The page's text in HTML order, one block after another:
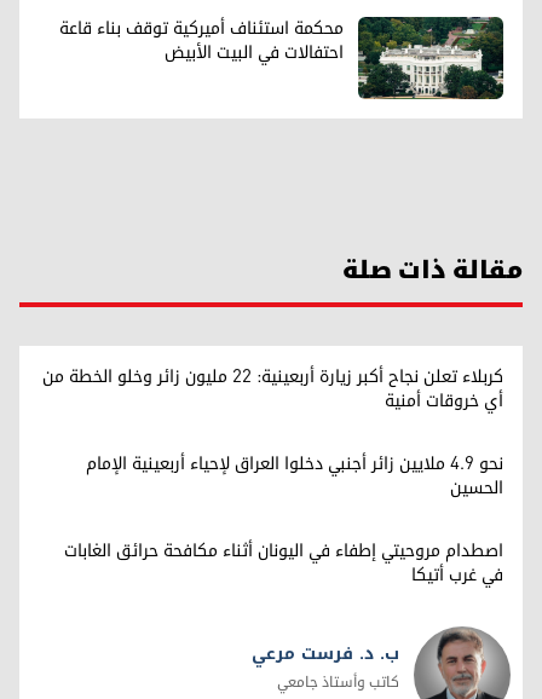
محكمة استئناف أميركية توقف بناء قاعة
احتفالات في البيت الأبيض
مقالة ذات صلة
كربلاء تعلن نجاح أكبر زيارة أربعينية: 22 مليون زائر وخلو الخطة من
أي خروقات أمنية
نحو 4.9 ملايين زائر أجنبي دخلوا العراق لإحياء أربعينية الإمام
الحسين
اصطدام مروحيتي إطفاء في اليونان أثناء مكافحة حرائق الغابات
في غرب أتيكا
ب. د. فرست مرعي
كاتب وأستاذ جامعي